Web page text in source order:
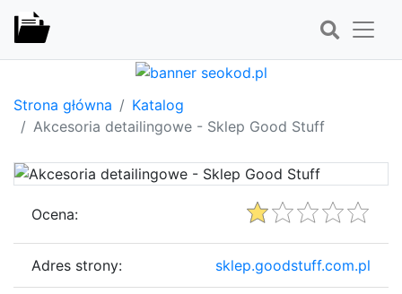
Strona główna
Katalog
Akcesoria detailingowe - Sklep Good Stuff
Ocena:
Adres strony: sklep.goodstuff.com.pl